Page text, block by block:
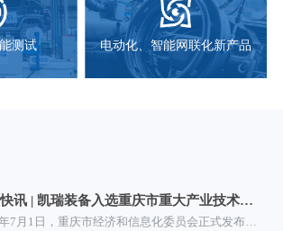
测试 电动化、智能网联化新产品
装备快讯 | 凯瑞装备入选重庆市重大产业技术创新产品培育名单